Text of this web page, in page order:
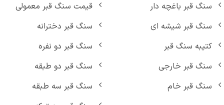
سنگ قبر باغچه دار
سنگ قبر شیشه ای
کتیبه سنگ قبر
سنگ قبر خارجی
سنگ قبر خام
قیمت سنگ قبر معمولی
سنگ قبر دخترانه
سنگ قبر دو نفره
سنگ قبر دو طبقه
سنگ قبر سه طبقه